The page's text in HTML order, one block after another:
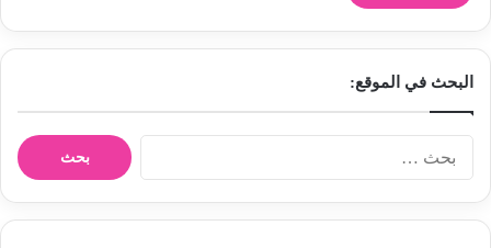
البحث في الموقع: